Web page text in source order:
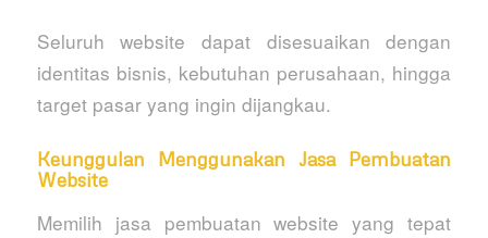
Seluruh website dapat disesuaikan dengan
identitas bisnis, kebutuhan perusahaan, hingga
target pasar yang ingin dijangkau.
Keunggulan Menggunakan Jasa Pembuatan
Website
Memilih jasa pembuatan website yang tepat